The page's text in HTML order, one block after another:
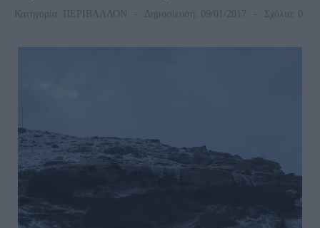
Κατηγορία: ΠΕΡΙΒΑΛΛΟΝ Δημοσίευση: 09/01/2017 Σχόλια: 0